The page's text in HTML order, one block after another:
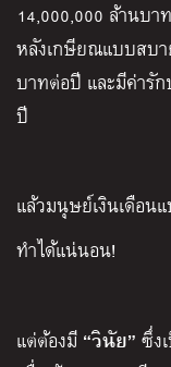
14,000,000 ล้านบ
หลังเกษียณแบบสบา
บาทต่อปี และมีค่ารั
ปี
แล้วมนุษย์เงินเดือน
ทำได้แน่นอน!
แต่ต้องมี “วินัย” ซึ่ง